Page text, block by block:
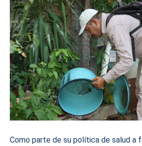
Como parte de su política de salud a